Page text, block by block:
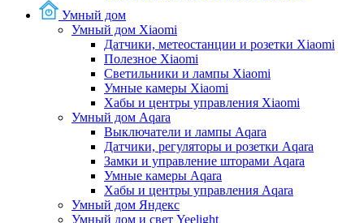
Умный дом
Умный дом Xiaomi
Датчики, метеостанции и розетки Xiaomi
Полезное Xiaomi
Светильники и лампы Xiaomi
Умные камеры Xiaomi
Хабы и центры управления Xiaomi
Умный дом Aqara
Выключатели и лампы Aqara
Датчики, регуляторы и розетки Aqara
Замки и управление шторами Aqara
Умные камеры Aqara
Хабы и центры управления Aqara
Умный дом Яндекс
Умный дом и свет Yeelight